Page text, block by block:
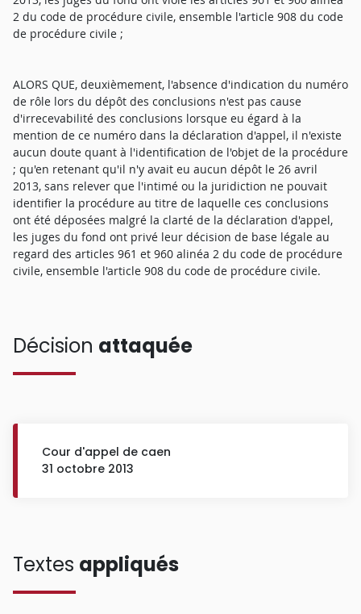
2 du code de procédure civile, ensemble l'article 908 du code
de procédure civile ;
ALORS QUE, deuxièmement, l'absence d'indication du numéro
de rôle lors du dépôt des conclusions n'est pas cause
d'irrecevabilité des conclusions lorsque eu égard à la
mention de ce numéro dans la déclaration d'appel, il n'existe
aucun doute quant à l'identification de l'objet de la procédure
; qu'en retenant qu'il n'y avait eu aucun dépôt le 26 avril
2013, sans relever que l'intimé ou la juridiction ne pouvait
identifier la procédure au titre de laquelle ces conclusions
ont été déposées malgré la clarté de la déclaration d'appel,
les juges du fond ont privé leur décision de base légale au
regard des articles 961 et 960 alinéa 2 du code de procédure
civile, ensemble l'article 908 du code de procédure civile.
Décision attaquée
Cour d'appel de caen
31 octobre 2013
Textes appliqués